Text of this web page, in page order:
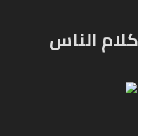
كلام الناس